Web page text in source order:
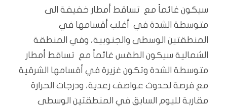
سيكون غائماً مع تساقط أمطار خفيفة الى
متوسطة الشدة في أغلب أقسامها في
المنطقتين الوسطى والجنوبية، وفي المنطقة
الشمالية سيكون الطقس غائماً مع تساقط أمطار
متوسطة الشدة وتكون غزيرة في أقسامها الشرقية
مع فرصة لحدوث عواصف رعدية، ودرجات الحرارة
مقاربة لليوم السابق في المنطقتين الوسطى